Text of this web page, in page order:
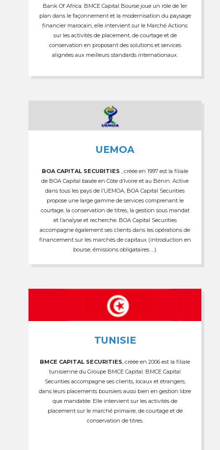
Bank Of Africa. BMCE Capital Bourse joue un rôle de 1er
plan dans le façonnement et la modernisation du paysage
financier marocain, elle intervient sur le Marché Actions
sur les activités de placement, de courtage et de
conservation en proposant des solutions et services
alignées aux meilleurs standards internationaux.
UEMOA
BOA CAPITAL SECURITIES , créée en 1997 est la filiale
de BOA Capital basée en Côte d’Ivoire et au Bénin. Active
dans tous les pays de l’UEMOA, BOA Capital Securities
propose une large gamme de services comprenant le
courtage, la conservation de titres, la gestion sous mandat
et l’analyse et recherche. BOA Capital Securities
accompagne également ses clients dans les opérations de
financement sur les marchés de capitaux (introduction en
bourse, émissions obligataires …).
TUNISIE
BMCE CAPITAL SECURITIES , créée en 2006 est la filiale
tunisienne du Groupe BMCE Capital. BMCE Capital
Securities accompagne ses clients, locaux et étrangers,
dans leurs placements boursiers aussi bien en gestion libre
que mandatée. Elle intervient sur les activités de
placement sur le marché primaire, de courtage et de
conservation de titres.